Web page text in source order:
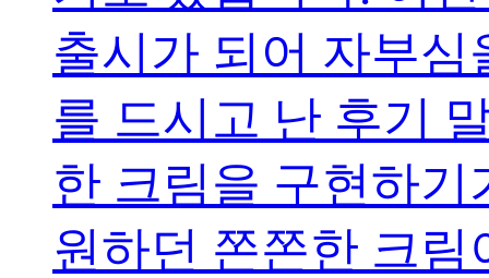
출시가 되어 자부
를 드시고 난 후기
한 크림을 구현하
원하던 쫀쫀한 크